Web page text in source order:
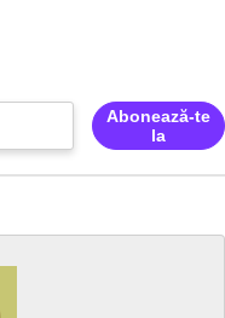
Abonează-te
la